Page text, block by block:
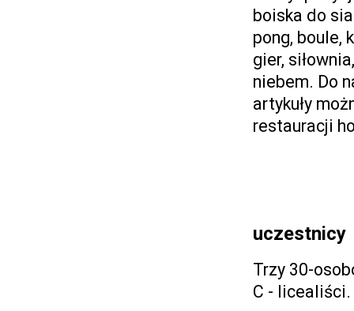
boiska do
pong, boule,
gier,
niebem. Do
artykuły
restauracji
uczestnicy
Trzy 30-
C -